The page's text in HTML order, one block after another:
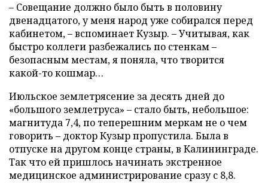
– Совещание должно было быть в половину
двенадцатого, у меня народ уже собирался перед
кабинетом, – вспоминает Кузыр. – Учитывая, как
быстро коллеги разбежались по стенкам –
безопасным местам, я поняла, что творится
какой-то кошмар…
Июльское землетрясение за десять дней до
«большого землетруса» – стало быть, небольшое:
магнитуда 7,4, по теперешним меркам не о чем
говорить – доктор Кузыр пропустила. Была в
отпуске на другом конце страны, в Калининграде.
Так что ей пришлось начинать экстренное
медицинское администрирование сразу с 8,8.